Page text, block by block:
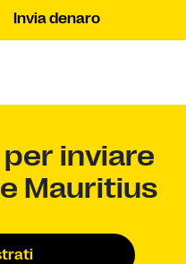
Invia denaro
inviare
Mauritius